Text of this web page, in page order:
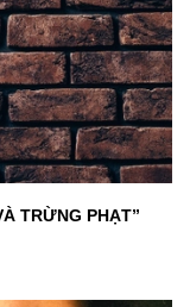
TRỪNG PHẠT”